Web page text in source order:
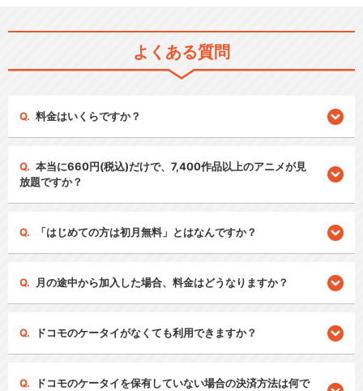
よくある質問
料金はいくらですか？
本当に660円(税込)だけで、7,400作品以上のアニメが見
放題ですか？
「はじめての方は初月無料」とはなんですか？
月の途中から加入した場合、料金はどうなりますか？
ドコモのケータイがなくても利用できますか？
ドコモのケータイを保有していない場合の決済方法は何で